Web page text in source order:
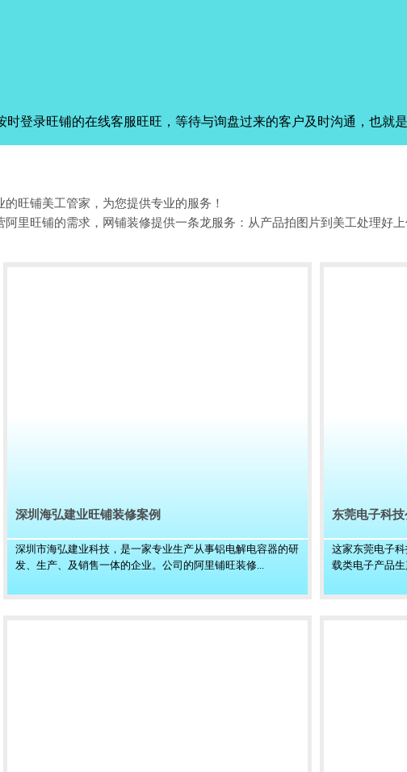
登录旺铺的在线客服旺旺，等待与询盘过来的客户及时沟通，也就
的旺铺美工管家，为您提供专业的服务！
阿里旺铺的需求，网铺装修提供一条龙服务：从产品拍图片到美工处理好上
深圳海弘建业旺铺装修案例
深圳市海弘建业科技，是一家专业生产从事铝电解电容器的研
发、生产、及销售一体的企业。公司的阿里铺旺装修...
东莞电子科
这家东莞电子
载类电子产品